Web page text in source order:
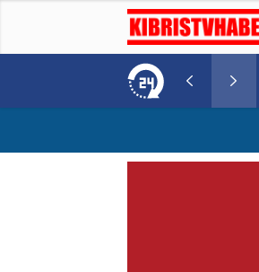
Norweç silahlı kuvvetleri kadınlardan oluşan özel kuvvetler eğitimlerini başlattı.